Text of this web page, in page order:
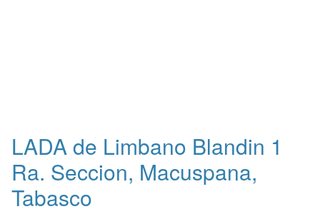
LADA de Limbano Blandin 1
Ra. Seccion, Macuspana,
Tabasco